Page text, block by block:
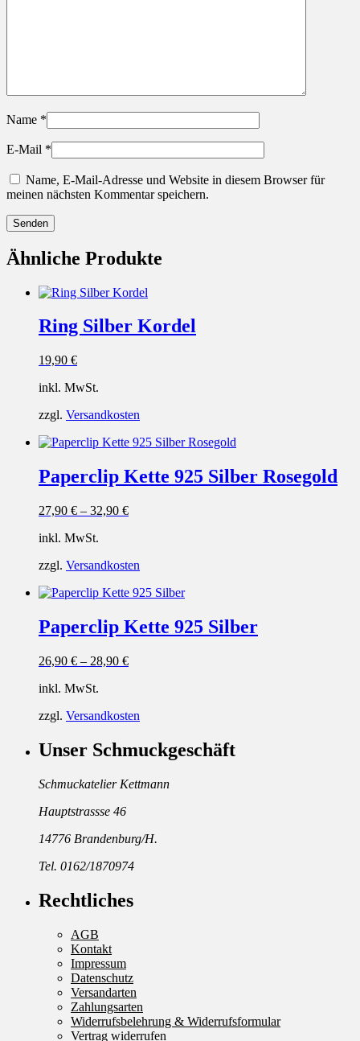
Name *
E-Mail *
Name, E-Mail-Adresse und Website in diesem Browser für
meinen nächsten Kommentar speichern.
Ähnliche Produkte
Ring Silber Kordel
19,90 €
inkl. MwSt.
zzgl. Versandkosten
Paperclip Kette 925 Silber Rosegold
27,90 € – 32,90 €
inkl. MwSt.
zzgl. Versandkosten
Paperclip Kette 925 Silber
26,90 € – 28,90 €
inkl. MwSt.
zzgl. Versandkosten
Unser Schmuckgeschäft
Schmuckatelier Kettmann
Hauptstrassse 46
14776 Brandenburg/H.
Tel. 0162/1870974
Rechtliches
AGB
Kontakt
Impressum
Datenschutz
Versandarten
Zahlungsarten
Widerrufsbelehrung & Widerrufsformular
Vertrag widerrufen